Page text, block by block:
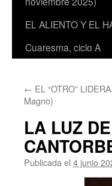
EL ALIENTO Y EL
Cuaresma, ciclo A
← EL “OTRO”
Magno)
LA LUZ
Publicada el 4 junio